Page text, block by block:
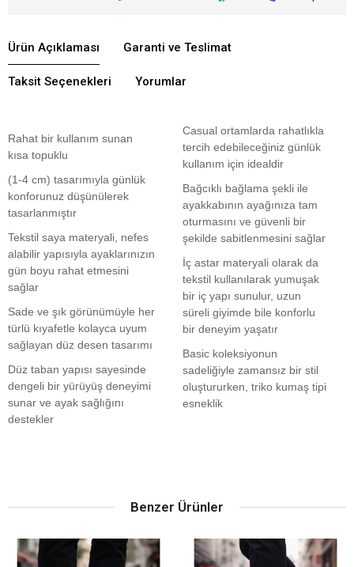
Ürün Açıklaması Garanti ve Teslimat
Taksit Seçenekleri Yorumlar
Rahat bir kullanım sunan
kısa topuklu
(1-4 cm) tasarımıyla günlük
konforunuz düşünülerek
tasarlanmıştır
Tekstil saya materyali, nefes
alabilir yapısıyla ayaklarınızın
gün boyu rahat etmesini
sağlar
Sade ve şık görünümüyle her
türlü kıyafetle kolayca uyum
sağlayan düz desen tasarımı
Düz taban yapısı sayesinde
dengeli bir yürüyüş deneyimi
sunar ve ayak sağlığını
destekler
Casual ortamlarda rahatlıkla
tercih edebileceğiniz günlük
kullanım için idealdir
Bağcıklı bağlama şekli ile
ayakkabının ayağınıza tam
oturmasını ve güvenli bir
şekilde sabitlenmesini sağlar
İç astar materyali olarak da
tekstil kullanılarak yumuşak
bir iç yapı sunulur, uzun
süreli giyimde bile konforlu
bir deneyim yaşatır
Basic koleksiyonun
sadeliğiyle zamansız bir stil
oluştururken, triko kumaş tipi
esneklik
Benzer Ürünler